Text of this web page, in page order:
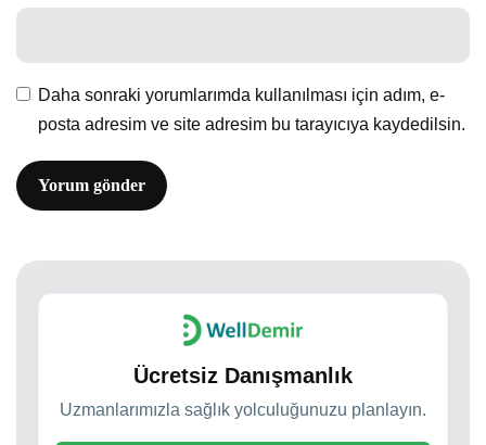
Daha sonraki yorumlarımda kullanılması için adım, e-
posta adresim ve site adresim bu tarayıcıya kaydedilsin.
Ücretsiz Danışmanlık
Uzmanlarımızla sağlık yolculuğunuzu planlayın.